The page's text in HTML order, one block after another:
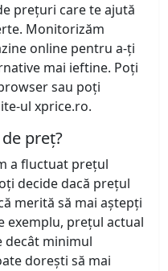
prețuri care te ajută
Monitorizăm
online pentru a-ți
mai ieftine. Poți
sau poți
ul xprice.ro.
preț?
a fluctuat prețul
decide dacă prețul
merită să mai aștepți
exemplu, prețul actual
decât minimul
dorești să mai